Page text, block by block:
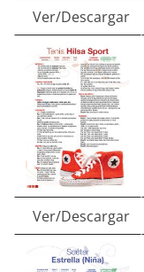
Ver/Descargar
Ver/Descargar